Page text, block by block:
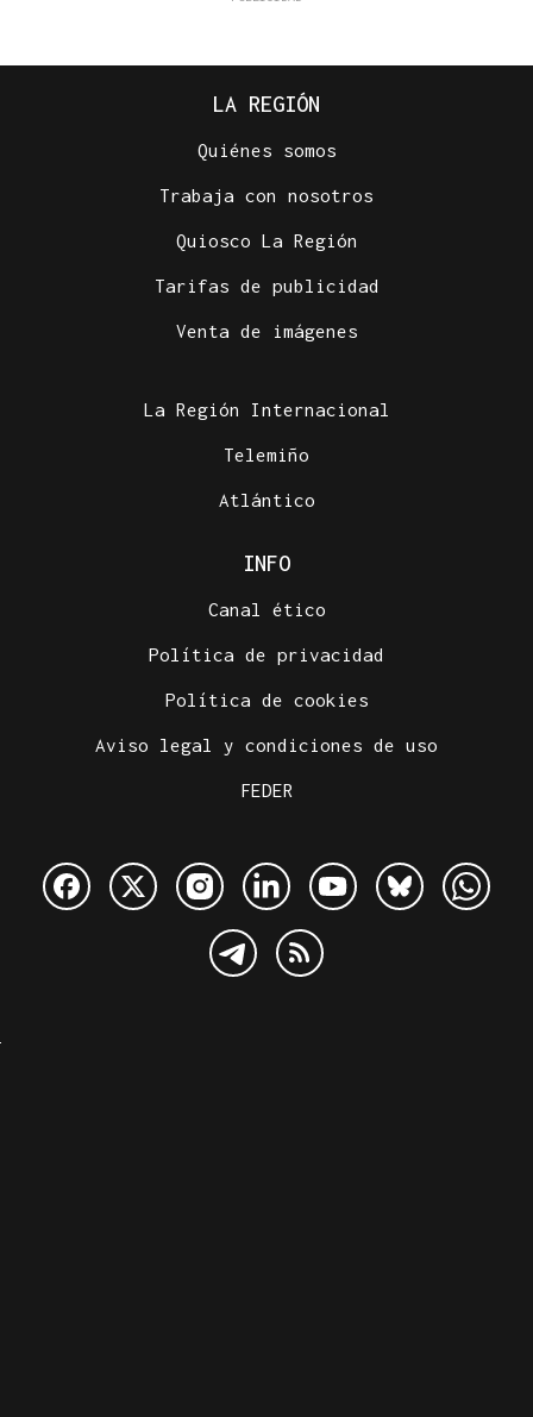
LA REGIÓN
Quiénes somos
Trabaja con nosotros
Quiosco La Región
Tarifas de publicidad
Venta de imágenes
La Región Internacional
Telemiño
Atlántico
INFO
Canal ético
Política de privacidad
Política de cookies
Aviso legal y condiciones de uso
FEDER